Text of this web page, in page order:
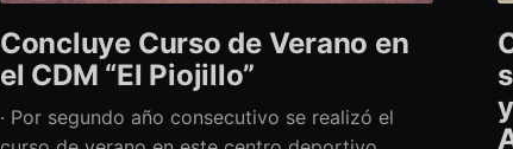
Concluye Curso de Verano en
el CDM “El Piojillo”
· Por segundo año consecutivo se realizó el